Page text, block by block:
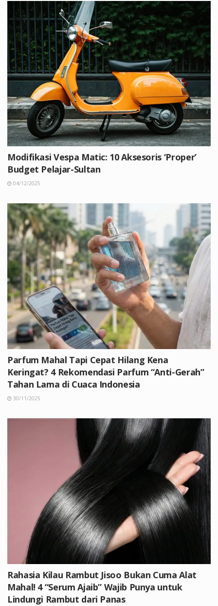
Modifikasi Vespa Matic: 10 Aksesoris ‘Proper’
Budget Pelajar-Sultan
04/12/2025
Parfum Mahal Tapi Cepat Hilang Kena
Keringat? 4 Rekomendasi Parfum “Anti-Gerah”
Tahan Lama di Cuaca Indonesia
30/11/2025
Rahasia Kilau Rambut Jisoo Bukan Cuma Alat
Mahal! 4 “Serum Ajaib” Wajib Punya untuk
Lindungi Rambut dari Panas